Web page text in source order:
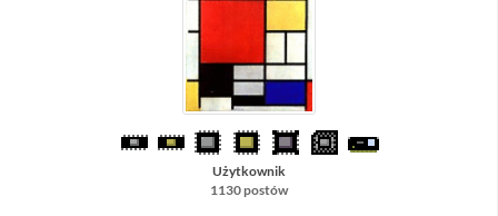
Użytkownik
1130 postów